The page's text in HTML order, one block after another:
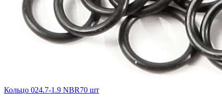
Кольцо 024.7-1.9 NBR70 шт